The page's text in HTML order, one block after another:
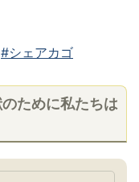
#シェアカゴ
ために私たちは